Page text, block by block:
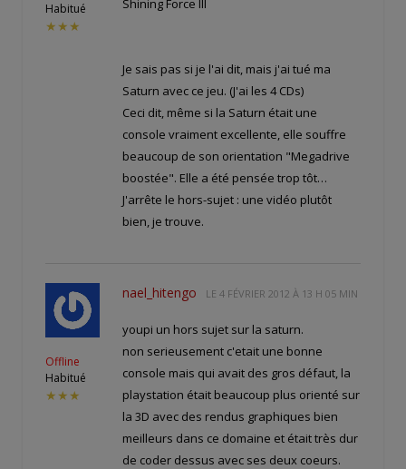
Habitué
★★★
Shining Force III
Je sais pas si je l'ai dit, mais j'ai tué ma
Saturn avec ce jeu. (J'ai les 4 CDs)
Ceci dit, même si la Saturn était une
console vraiment excellente, elle souffre
beaucoup de son orientation "Megadrive
boostée". Elle a été pensée trop tôt…
J'arrête le hors-sujet : une vidéo plutôt
bien, je trouve.
Offline
Habitué
★★★
nael_hitengo LE 4 FÉVRIER 2012 À 13 H 05 MIN
youpi un hors sujet sur la saturn.
non serieusement c'etait une bonne
console mais qui avait des gros défaut, la
playstation était beaucoup plus orienté sur
la 3D avec des rendus graphiques bien
meilleurs dans ce domaine et était très dur
de coder dessus avec ses deux coeurs.